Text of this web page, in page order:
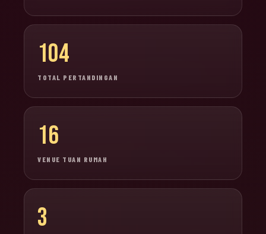
104
TOTAL PERTANDINGAN
16
VENUE TUAN RUMAH
3